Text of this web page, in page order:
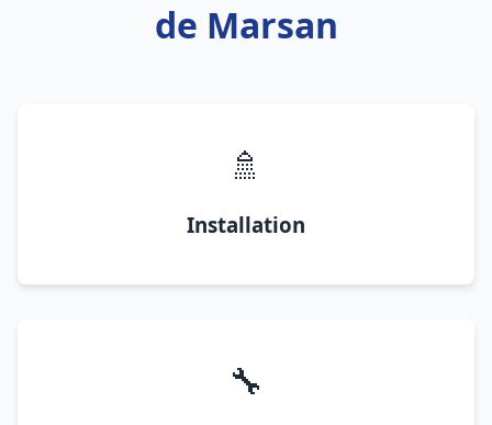
de Marsan
🚿
Installation
🔧